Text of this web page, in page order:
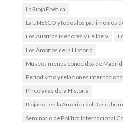
La Rioja Poética
La UNESCO y todos los patrimonios
Los Austrias Menores y Felipe V
Los Ámbitos de la Historia
Museos menos conocidos de Madrid
Periodismo y relaciones
Pinceladas de la Historia
Riojanos en la América del
Seminario de Política Internacional